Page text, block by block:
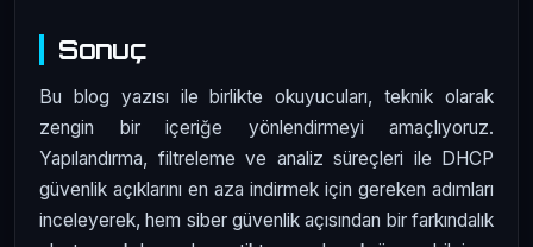
Sonuç
Bu blog yazısı ile birlikte okuyucuları, teknik olarak
zengin bir içeriğe yönlendirmeyi amaçlıyoruz.
Yapılandırma, filtreleme ve analiz süreçleri ile DHCP
güvenlik açıklarını en aza indirmek için gereken adımları
inceleyerek, hem siber güvenlik açısından bir farkındalık